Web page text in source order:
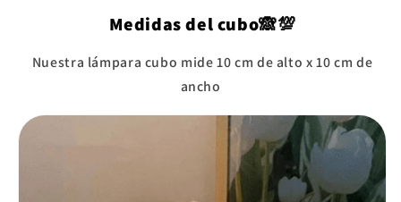
Medidas del cubo🙈💯
Nuestra lámpara cubo mide 10 cm de alto x 10 cm de
ancho